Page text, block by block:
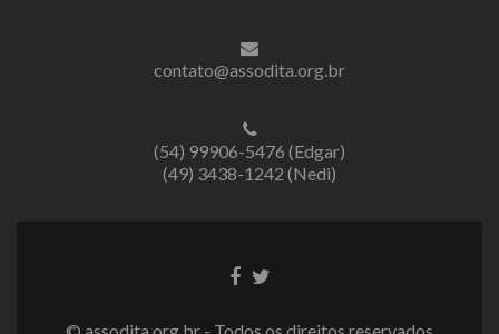
contato@assodita.org.br
(54) 99906-5476 (Edgar)
(49) 3438-1242 (Nedi)
LinkLink